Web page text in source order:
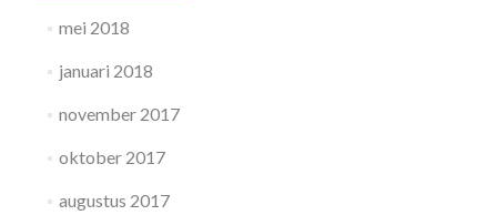
mei 2018
januari 2018
november 2017
oktober 2017
augustus 2017